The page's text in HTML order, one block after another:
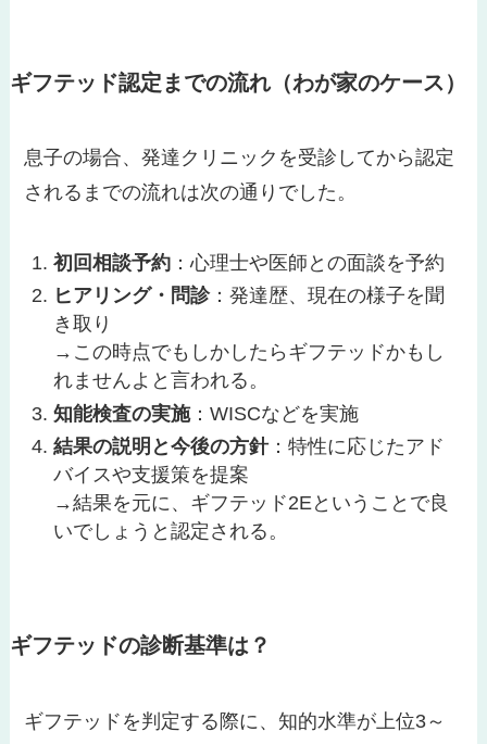
ギフテッド認定までの流れ（わが家のケース）
息子の場合、発達クリニックを受診してから認定
されるまでの流れは次の通りでした。
初回相談予約 ：心理士や医師との面談を予約
ヒアリング・問診：発達歴、現在の様子を聞
き取り
→この時点でもしかしたらギフテッドかもし
れませんよと言われる。
知能検査の実施：WISCなどを実施
結果の説明と今後の方針：特性に応じたアド
バイスや支援策を提案
→結果を元に、ギフテッド2Eということで良
いでしょうと認定される。
ギフテッドの診断基準は？
ギフテッドを判定する際に、知的水準が上位3～